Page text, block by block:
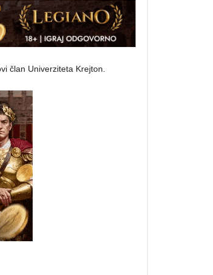
član Univerziteta Krejton.